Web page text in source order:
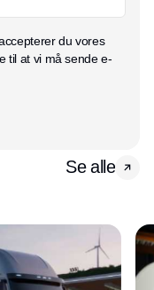
du vores
til at vi må sende e-
Se alle